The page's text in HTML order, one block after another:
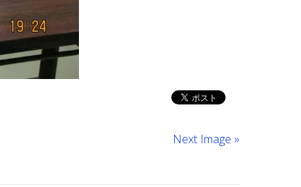
Next Image »